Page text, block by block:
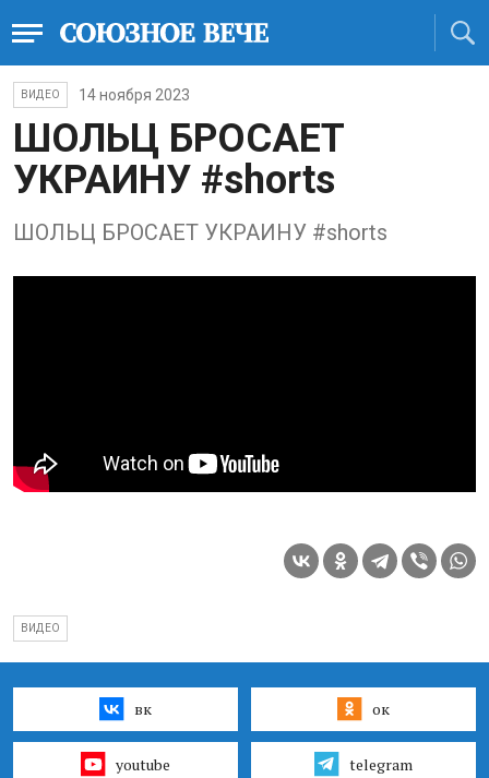
ВИДЕО 14 ноября 2023
ШОЛЬЦ БРОСАЕТ
УКРАИНУ #shorts
ШОЛЬЦ БРОСАЕТ УКРАИНУ #shorts
ВИДЕО
вк ок
youtube telegram